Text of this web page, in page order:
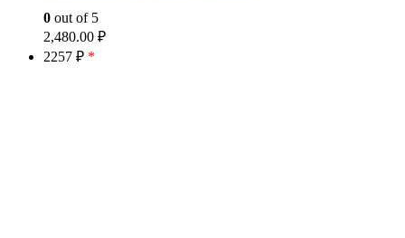
0 out of 5
2,480.00 ₽
2257 ₽ *